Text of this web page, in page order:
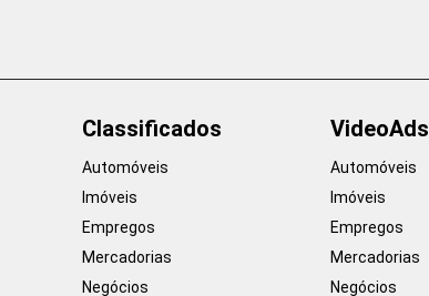
Classificados
Automóveis
Imóveis
Empregos
Mercadorias
Negócios
VideoAds
Automóveis
Imóveis
Empregos
Mercadorias
Negócios